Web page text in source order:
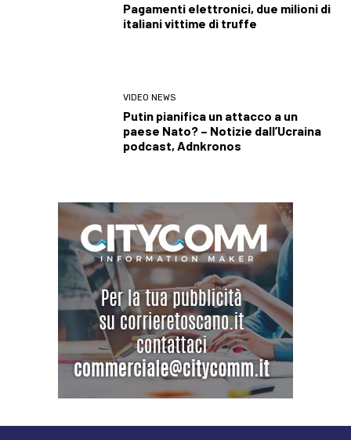
Pagamenti elettronici, due milioni di
italiani vittime di truffe
VIDEO NEWS
Putin pianifica un attacco a un
paese Nato? – Notizie dall’Ucraina
podcast, Adnkronos